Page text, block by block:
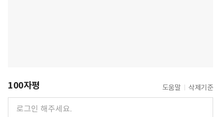
100자평 도움말 삭제기준